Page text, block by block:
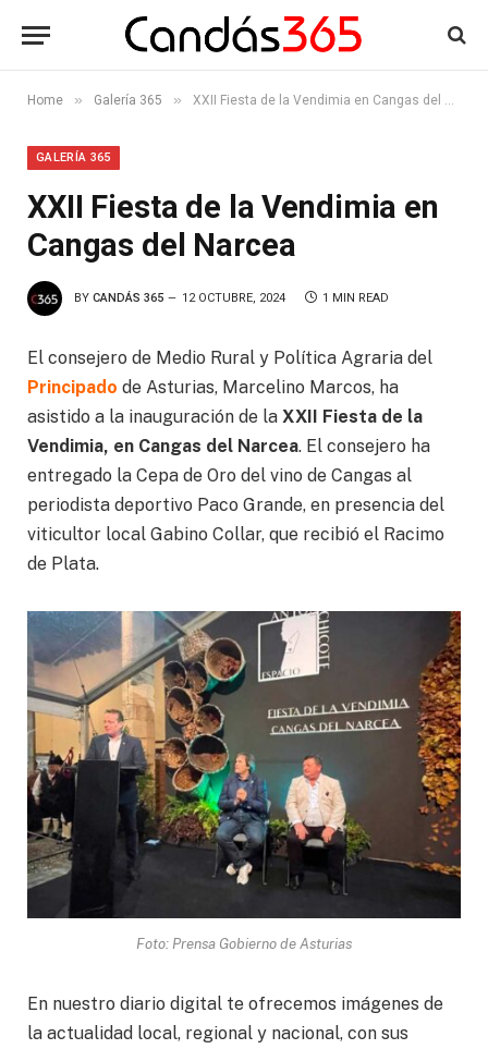
Home » Galería 365 » XXII Fiesta de la Vendimia en Cangas del Narcea
GALERÍA 365
XXII Fiesta de la Vendimia en
Cangas del Narcea
BY CANDÁS 365 12 OCTUBRE, 2024 1 MIN READ
El consejero de Medio Rural y Política Agraria del
Principado de Asturias, Marcelino Marcos, ha
asistido a la inauguración de la XXII Fiesta de la
Vendimia, en Cangas del Narcea. El consejero ha
entregado la Cepa de Oro del vino de Cangas al
periodista deportivo Paco Grande, en presencia del
viticultor local Gabino Collar, que recibió el Racimo
de Plata.
Foto: Prensa Gobierno de Asturias
En nuestro diario digital te ofrecemos imágenes de
la actualidad local, regional y nacional, con sus